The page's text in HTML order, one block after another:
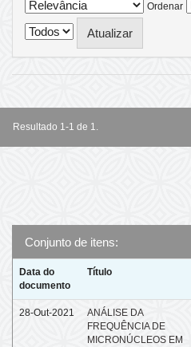
Ordenar
Resultado 1-1 de 1.
Conjunto de itens:
Data do
documento
Título
28-Out-2021
ANÁLISE DA
FREQUÊNCIA DE
MICRONÚCLEOS EM